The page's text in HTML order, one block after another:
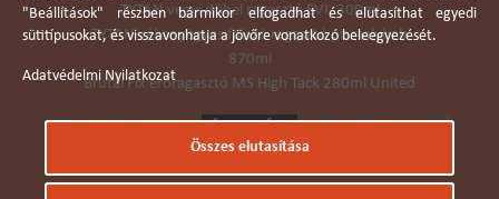
TYTAN vegyi dübel ragasztó EVI. 300ml
TYTAN vékonyágyas falazó ragasztó pisztolyhab
870ml
Brutál Fix erőragasztó MS High Tack 280ml United
"Beállítások" részben bármikor elfogadhat és elutasíthat egyedi
sütitípusokat, és visszavonhatja a jövőre vonatkozó beleegyezését.
Adatvédelmi Nyilatkozat
Összes elutasítása